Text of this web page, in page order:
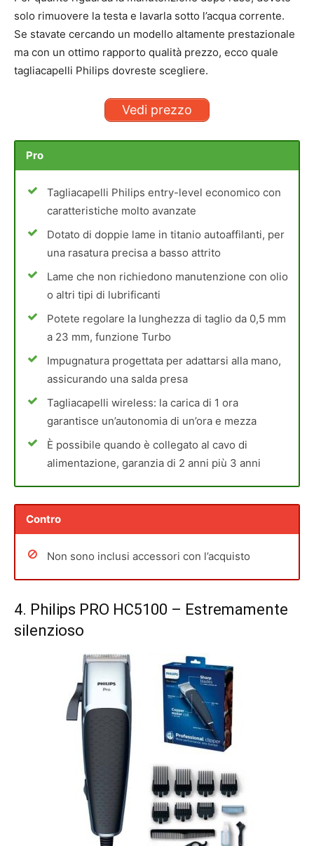
solo rimuovere la testa e lavarla sotto l’acqua corrente.
Se stavate cercando un modello altamente prestazionale
ma con un ottimo rapporto qualità prezzo, ecco quale
tagliacapelli Philips dovreste scegliere.
Vedi prezzo
Pro
Tagliacapelli Philips entry-level economico con
caratteristiche molto avanzate
Dotato di doppie lame in titanio autoaffilanti, per
una rasatura precisa a basso attrito
Lame che non richiedono manutenzione con olio
o altri tipi di lubrificanti
Potete regolare la lunghezza di taglio da 0,5 mm
a 23 mm, funzione Turbo
Impugnatura progettata per adattarsi alla mano,
assicurando una salda presa
Tagliacapelli wireless: la carica di 1 ora
garantisce un’autonomia di un’ora e mezza
È possibile quando è collegato al cavo di
alimentazione, garanzia di 2 anni più 3 anni
Contro
Non sono inclusi accessori con l’acquisto
4. Philips PRO HC5100 – Estremamente
silenzioso